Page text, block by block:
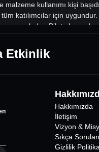
malzeme kullanımı kişi
katılımcılar için uygundur.
Bilet
Etkinlik
Topuzlu Açıkhava Tiyatrosu
Hakkımızda
İletişim
Vizyon &
Sıkça
Gizlilik